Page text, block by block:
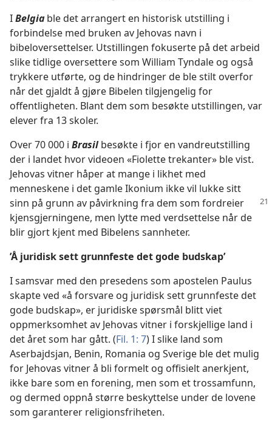
IBelgiable det arrangert en historisk utstilling i
forbindelse med bruken av Jehovas navn i
bibeloversettelser. Utstillingen fokuserte på det arbeid
slike tidlige oversettere som William Tyndale og også
trykkere utførte, og de hindringer de ble stilt overfor
når det gjaldt å gjøre Bibelen tilgjengelig for
offentligheten. Blant dem som besøkte utstillingen, var
elever fra 13 skoler.
Over 70 000 i Brasilbesøkte i fjor en vandreutstilling
der i landet hvor videoen «Fiolette trekanter» ble vist.
Jehovas vitner håper at mange i likhet med
menneskene i det gamle Ikonium ikke vil lukke sitt
sinn på grunn av påvirkning fra dem som fordreier
kjensgjerningene, men lytte med verdsettelse når de
blir gjort kjent med Bibelens sannheter.
’Å juridisk sett grunnfeste det gode budskap’
I samsvar med den presedens som apostelen Paulus
skapte ved «å forsvare og juridisk sett grunnfeste det
gode budskap», er juridiske spørsmål blitt viet
oppmerksomhet av Jehovas vitner i forskjellige land i
det året som har gått. (Fil. 1: 7) I slike land som
Aserbajdsjan, Benin, Romania og Sverige ble det mulig
for Jehovas vitner å bli formelt og offisielt anerkjent,
ikke bare som en forening, men som et trossamfunn,
og dermed oppnå større beskyttelse under de lovene
som garanterer religionsfriheten.